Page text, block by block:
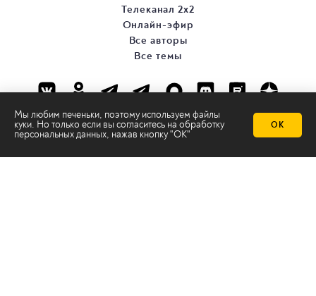
Мы любим печеньки, поэтому используем файлы
куки. Но только если вы согласитесь на обработку
персональных данных, нажав кнопку "ОК"
ОК
Телеканал 2х2
Онлайн-эфир
Все авторы
Все темы